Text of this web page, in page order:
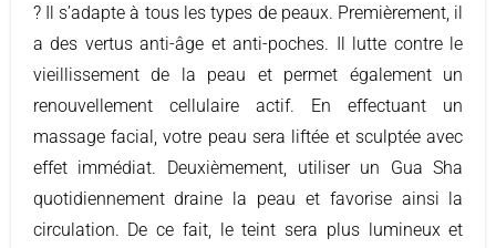
? Il s’adapte à tous les types de peaux. Premièrement, il
a des vertus anti-âge et anti-poches. Il lutte contre le
vieillissement de la peau et permet également un
renouvellement cellulaire actif. En effectuant un
massage facial, votre peau sera liftée et sculptée avec
effet immédiat. Deuxièmement, utiliser un Gua Sha
quotidiennement draine la peau et favorise ainsi la
circulation. De ce fait, le teint sera plus lumineux et